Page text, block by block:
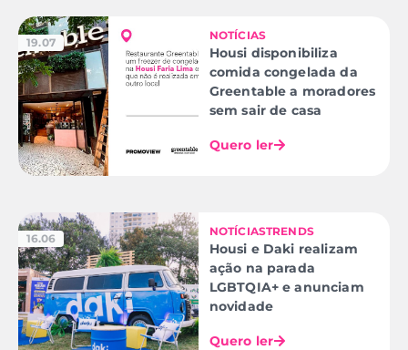
19.07
NOTÍCIAS
Housi disponibiliza
comida congelada da
Greentable a moradores
sem sair de casa
Quero ler
16.06
NOTÍCIASTRENDS
Housi e Daki realizam
ação na parada
LGBTQIA+ e anunciam
novidade
Quero ler